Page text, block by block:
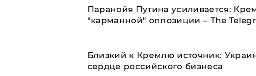
Паранойя Путина усиливается:
"карманной" оппозиции – The
Близкий к Кремлю источник:
сердце российского бизнеса